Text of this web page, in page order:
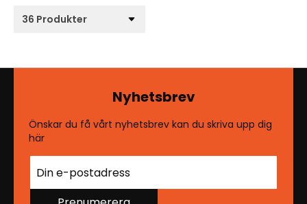
Nyhetsbrev
Önskar du få vårt nyhetsbrev kan du skriva upp dig
här